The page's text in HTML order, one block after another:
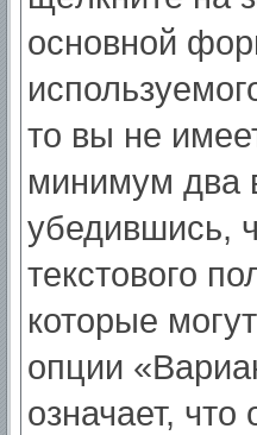
основной
то вы не
минимум два
убедившись,
текстового
которые
опции
означает,